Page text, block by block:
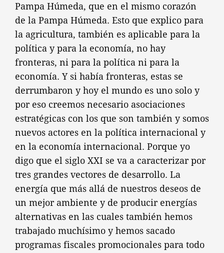
Pampa Húmeda, que en el mismo corazón
de la Pampa Húmeda. Esto que explico para
la agricultura, también es aplicable para la
política y para la economía, no hay
fronteras, ni para la política ni para la
economía. Y si había fronteras, estas se
derrumbaron y hoy el mundo es uno solo y
por eso creemos necesario asociaciones
estratégicas con los que son también y somos
nuevos actores en la política internacional y
en la economía internacional. Porque yo
digo que el siglo XXI se va a caracterizar por
tres grandes vectores de desarrollo. La
energía que más allá de nuestros deseos de
un mejor ambiente y de producir energías
alternativas en las cuales también hemos
trabajado muchísimo y hemos sacado
programas fiscales promocionales para todo